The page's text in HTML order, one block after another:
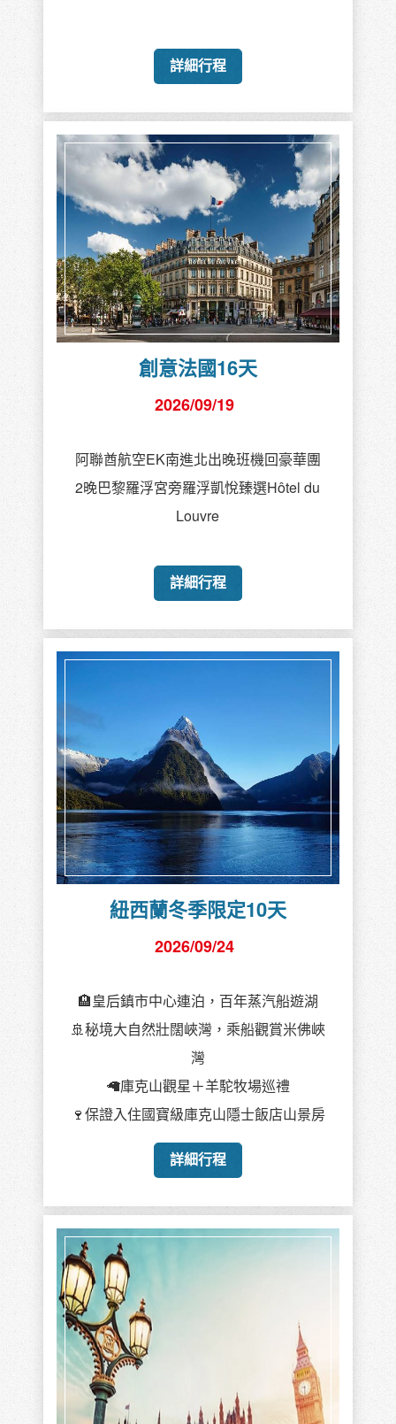
詳細行程
創意法國16天
2026/09/19
阿聯酋航空EK南進北出晚班機回豪華團
2晚巴黎羅浮宮旁羅浮凱悅臻選Hôtel du
Louvre
詳細行程
紐西蘭冬季限定10天
2026/09/24
🏨皇后鎮市中心連泊，百年蒸汽船遊湖
🚢秘境大自然壯闊峽灣，乘船觀賞米佛峽
灣
🦙庫克山觀星＋羊駝牧場巡禮
🍷保證入住國寶級庫克山隱士飯店山景房
詳細行程